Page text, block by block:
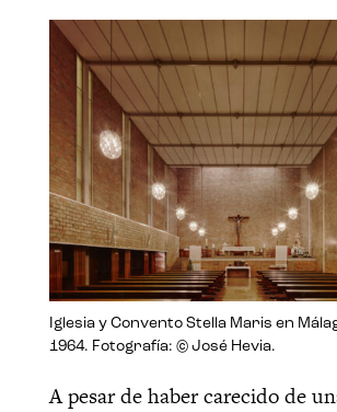
Iglesia y Convento Stella Maris en
1964. Fotografía: © José Hevia.
A pesar de haber carecido de